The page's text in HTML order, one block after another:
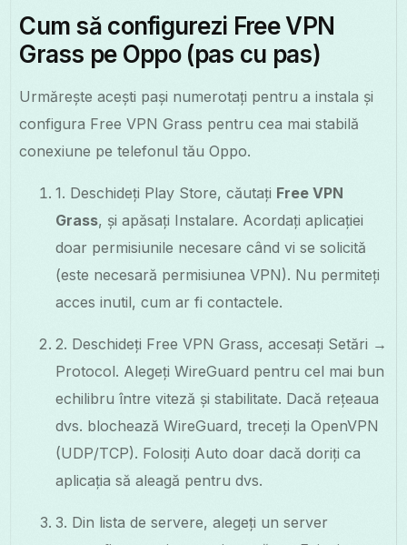
Cum să configurezi Free VPN
Grass pe Oppo (pas cu pas)
Urmărește acești pași numerotați pentru a instala și
configura Free VPN Grass pentru cea mai stabilă
conexiune pe telefonul tău Oppo.
1. Deschideți Play Store, căutați Free VPN
Grass, și apăsați Instalare. Acordați aplicației
doar permisiunile necesare când vi se solicită
(este necesară permisiunea VPN). Nu permiteți
acces inutil, cum ar fi contactele.
2. Deschideți Free VPN Grass, accesați Setări →
Protocol. Alegeți WireGuard pentru cel mai bun
echilibru între viteză și stabilitate. Dacă rețeaua
dvs. blochează WireGuard, treceți la OpenVPN
(UDP/TCP). Folosiți Auto doar dacă doriți ca
aplicația să aleagă pentru dvs.
3. Din lista de servere, alegeți un server